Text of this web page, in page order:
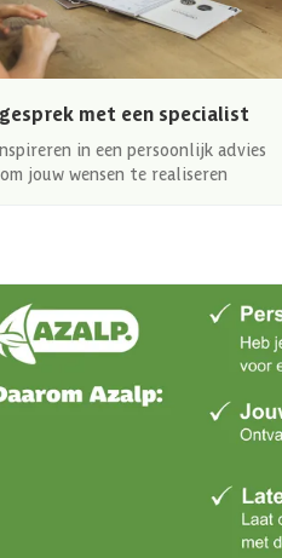
met een specialist
in een persoonlijk advies
jouw wensen te realiseren